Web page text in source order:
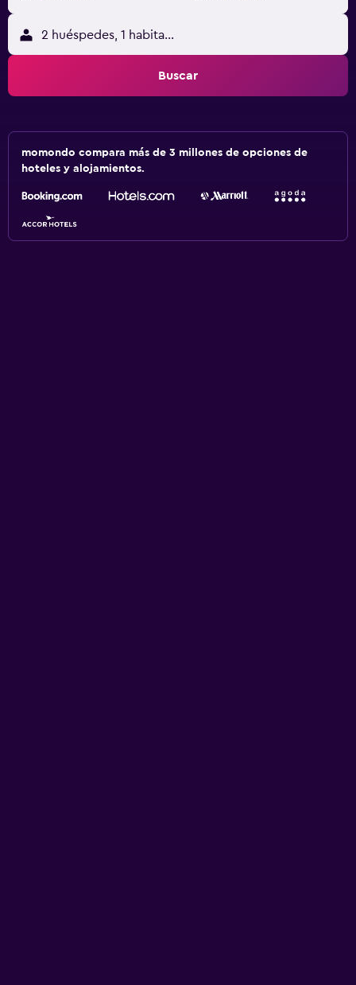
2 huéspedes, 1 habitación
Buscar
momondo compara más de 3 millones de opciones de
hoteles y alojamientos.